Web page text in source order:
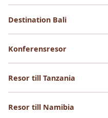
Destination Bali
Konferensresor
Resor till Tanzania
Resor till Namibia